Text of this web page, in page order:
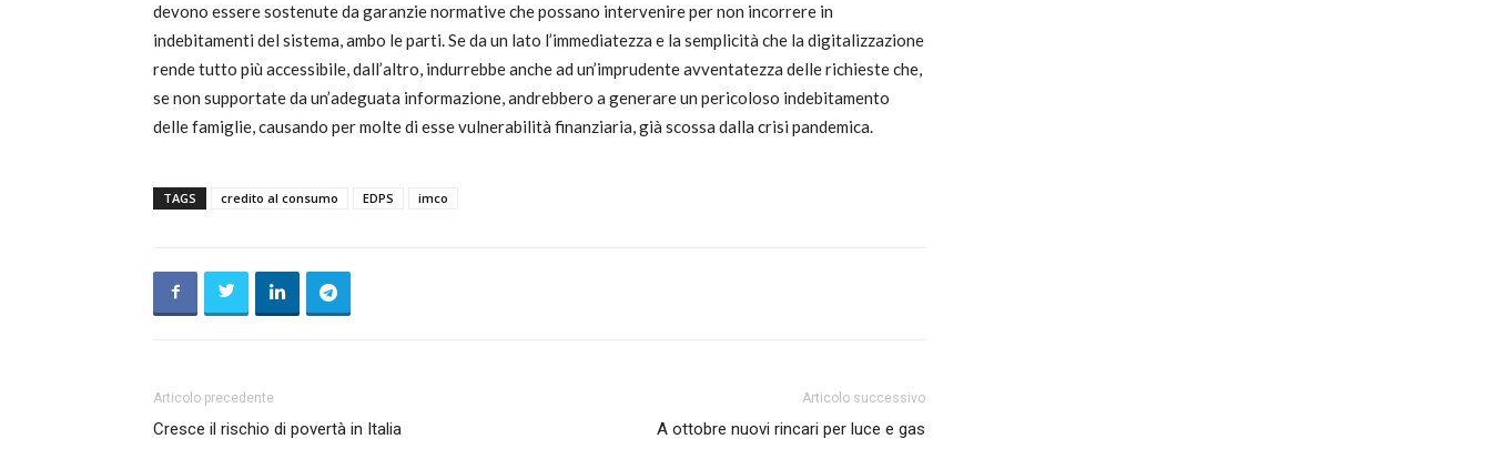
devono essere sostenute da garanzie normative che possano intervenire per non incorrere in
indebitamenti del sistema, ambo le parti. Se da un lato l’immediatezza e la semplicità che la digitalizzazione
rende tutto più accessibile, dall’altro, indurrebbe anche ad un’imprudente avventatezza delle richieste che,
se non supportate da un’adeguata informazione, andrebbero a generare un pericoloso indebitamento
delle famiglie, causando per molte di esse vulnerabilità finanziaria, già scossa dalla crisi pandemica.
TAGS credito al consumo EDPS imco
Articolo precedente
Cresce il rischio di povertà in Italia
Articolo successivo
A ottobre nuovi rincari per luce e gas